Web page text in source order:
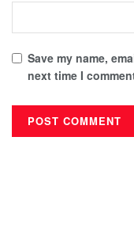
Save my name,
next time I